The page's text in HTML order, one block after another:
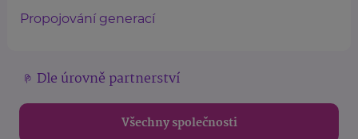
Propojování generací
Dle úrovně partnerství
Všechny společnosti